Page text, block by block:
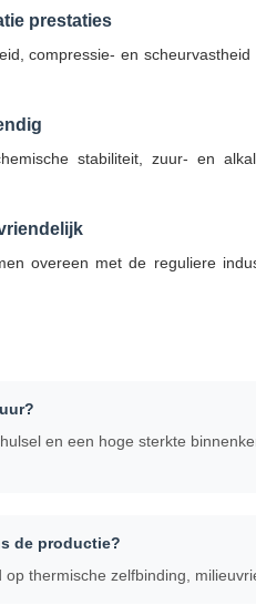
prestaties
compressie- en
stabiliteit, zuur- en
overeen met de reguliere
en een hoge sterkte
de productie?
thermische zelfbinding,